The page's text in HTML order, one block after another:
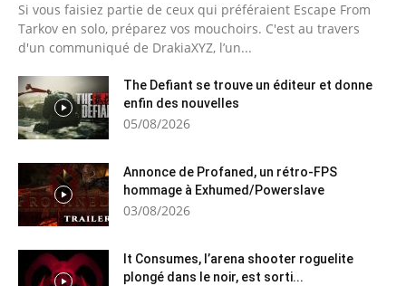
Si vous faisiez partie de ceux qui préféraient Escape From
Tarkov en solo, préparez vos mouchoirs. C'est au travers
d'un communiqué de DrakiaXYZ, l’un...
The Defiant se trouve un éditeur et donne
enfin des nouvelles
05/08/2026
Annonce de Profaned, un rétro-FPS
hommage à Exhumed/Powerslave
03/08/2026
It Consumes, l’arena shooter roguelite
plongé dans le noir, est sorti...